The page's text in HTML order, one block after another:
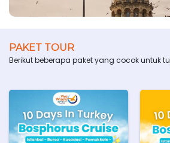
PAKET TOUR
Berikut beberapa paket yang cocok untuk